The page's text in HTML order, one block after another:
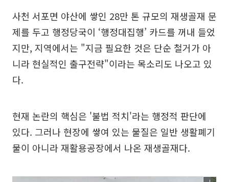
사천 서포면 야산에 쌓인 28만 톤 규모의 재생골재 문
제를 두고 행정당국이 ‘행정대집행’ 카드를 꺼내 들었
지만, 지역에서는 "지금 필요한 것은 단순 철거가 아
니라 현실적인 출구전략"이라는 목소리도 나오고 있
다.
현재 논란의 핵심은 '불법 적치'라는 행정적 판단에
있다. 그러나 현장에 쌓여 있는 물질은 일반 생활폐기
물이 아니라 재활용공장에서 나온 재생골재다.